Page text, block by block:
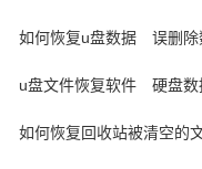
如何恢复u盘数据 误删除
u盘文件恢复软件 硬盘数
如何恢复回收站被清空的